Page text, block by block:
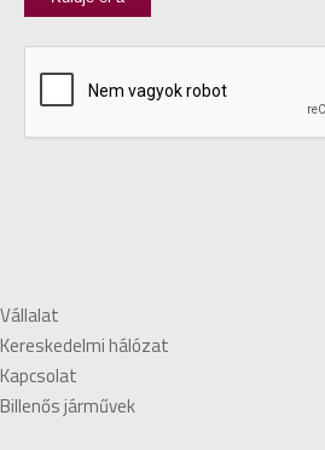
Vállalat
Kereskedelmi hálózat
Kapcsolat
Billenős járművek